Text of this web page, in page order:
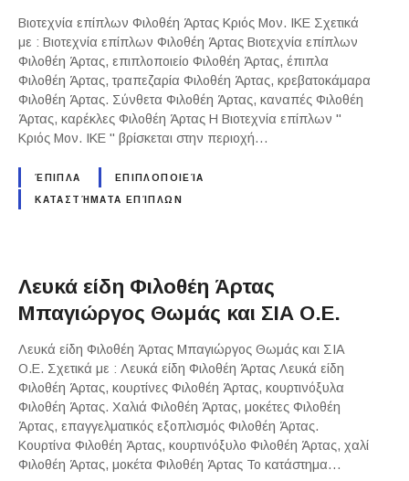
Βιοτεχνία επίπλων Φιλοθέη Άρτας Κριός Μον. ΙΚΕ Σχετικά
με : Βιοτεχνία επίπλων Φιλοθέη Άρτας Βιοτεχνία επίπλων
Φιλοθέη Άρτας, επιπλοποιείο Φιλοθέη Άρτας, έπιπλα
Φιλοθέη Άρτας, τραπεζαρία Φιλοθέη Άρτας, κρεβατοκάμαρα
Φιλοθέη Άρτας. Σύνθετα Φιλοθέη Άρτας, καναπές Φιλοθέη
Άρτας, καρέκλες Φιλοθέη Άρτας Η Βιοτεχνία επίπλων "
Κριός Μον. ΙΚΕ " βρίσκεται στην περιοχή…
ΈΠΙΠΛΑ ΕΠΙΠΛΟΠΟΙΕΊΑ
ΚΑΤΑΣΤΉΜΑΤΑ ΕΠΊΠΛΩΝ
Λευκά είδη Φιλοθέη Άρτας
Μπαγιώργος Θωμάς και ΣΙΑ Ο.Ε.
Λευκά είδη Φιλοθέη Άρτας Μπαγιώργος Θωμάς και ΣΙΑ
Ο.Ε. Σχετικά με : Λευκά είδη Φιλοθέη Άρτας Λευκά είδη
Φιλοθέη Άρτας, κουρτίνες Φιλοθέη Άρτας, κουρτινόξυλα
Φιλοθέη Άρτας. Χαλιά Φιλοθέη Άρτας, μοκέτες Φιλοθέη
Άρτας, επαγγελματικός εξοπλισμός Φιλοθέη Άρτας.
Κουρτίνα Φιλοθέη Άρτας, κουρτινόξυλο Φιλοθέη Άρτας, χαλί
Φιλοθέη Άρτας, μοκέτα Φιλοθέη Άρτας Το κατάστημα…